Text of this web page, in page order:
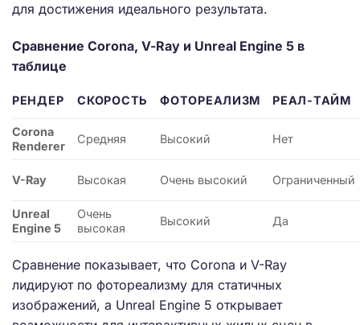
для достижения идеального результата.
Сравнение Corona, V-Ray и Unreal Engine 5 в
таблице
РЕНДЕР СКОРОСТЬ ФОТОРЕАЛИЗМ РЕАЛ-ТАЙМ
Corona
Renderer
Средняя Высокий Нет
V-Ray Высокая Очень высокий Ограниченный
Unreal
Engine 5
Очень
высокая
Высокий Да
Сравнение показывает, что Corona и V-Ray
лидируют по фотореализму для статичных
изображений, а Unreal Engine 5 открывает